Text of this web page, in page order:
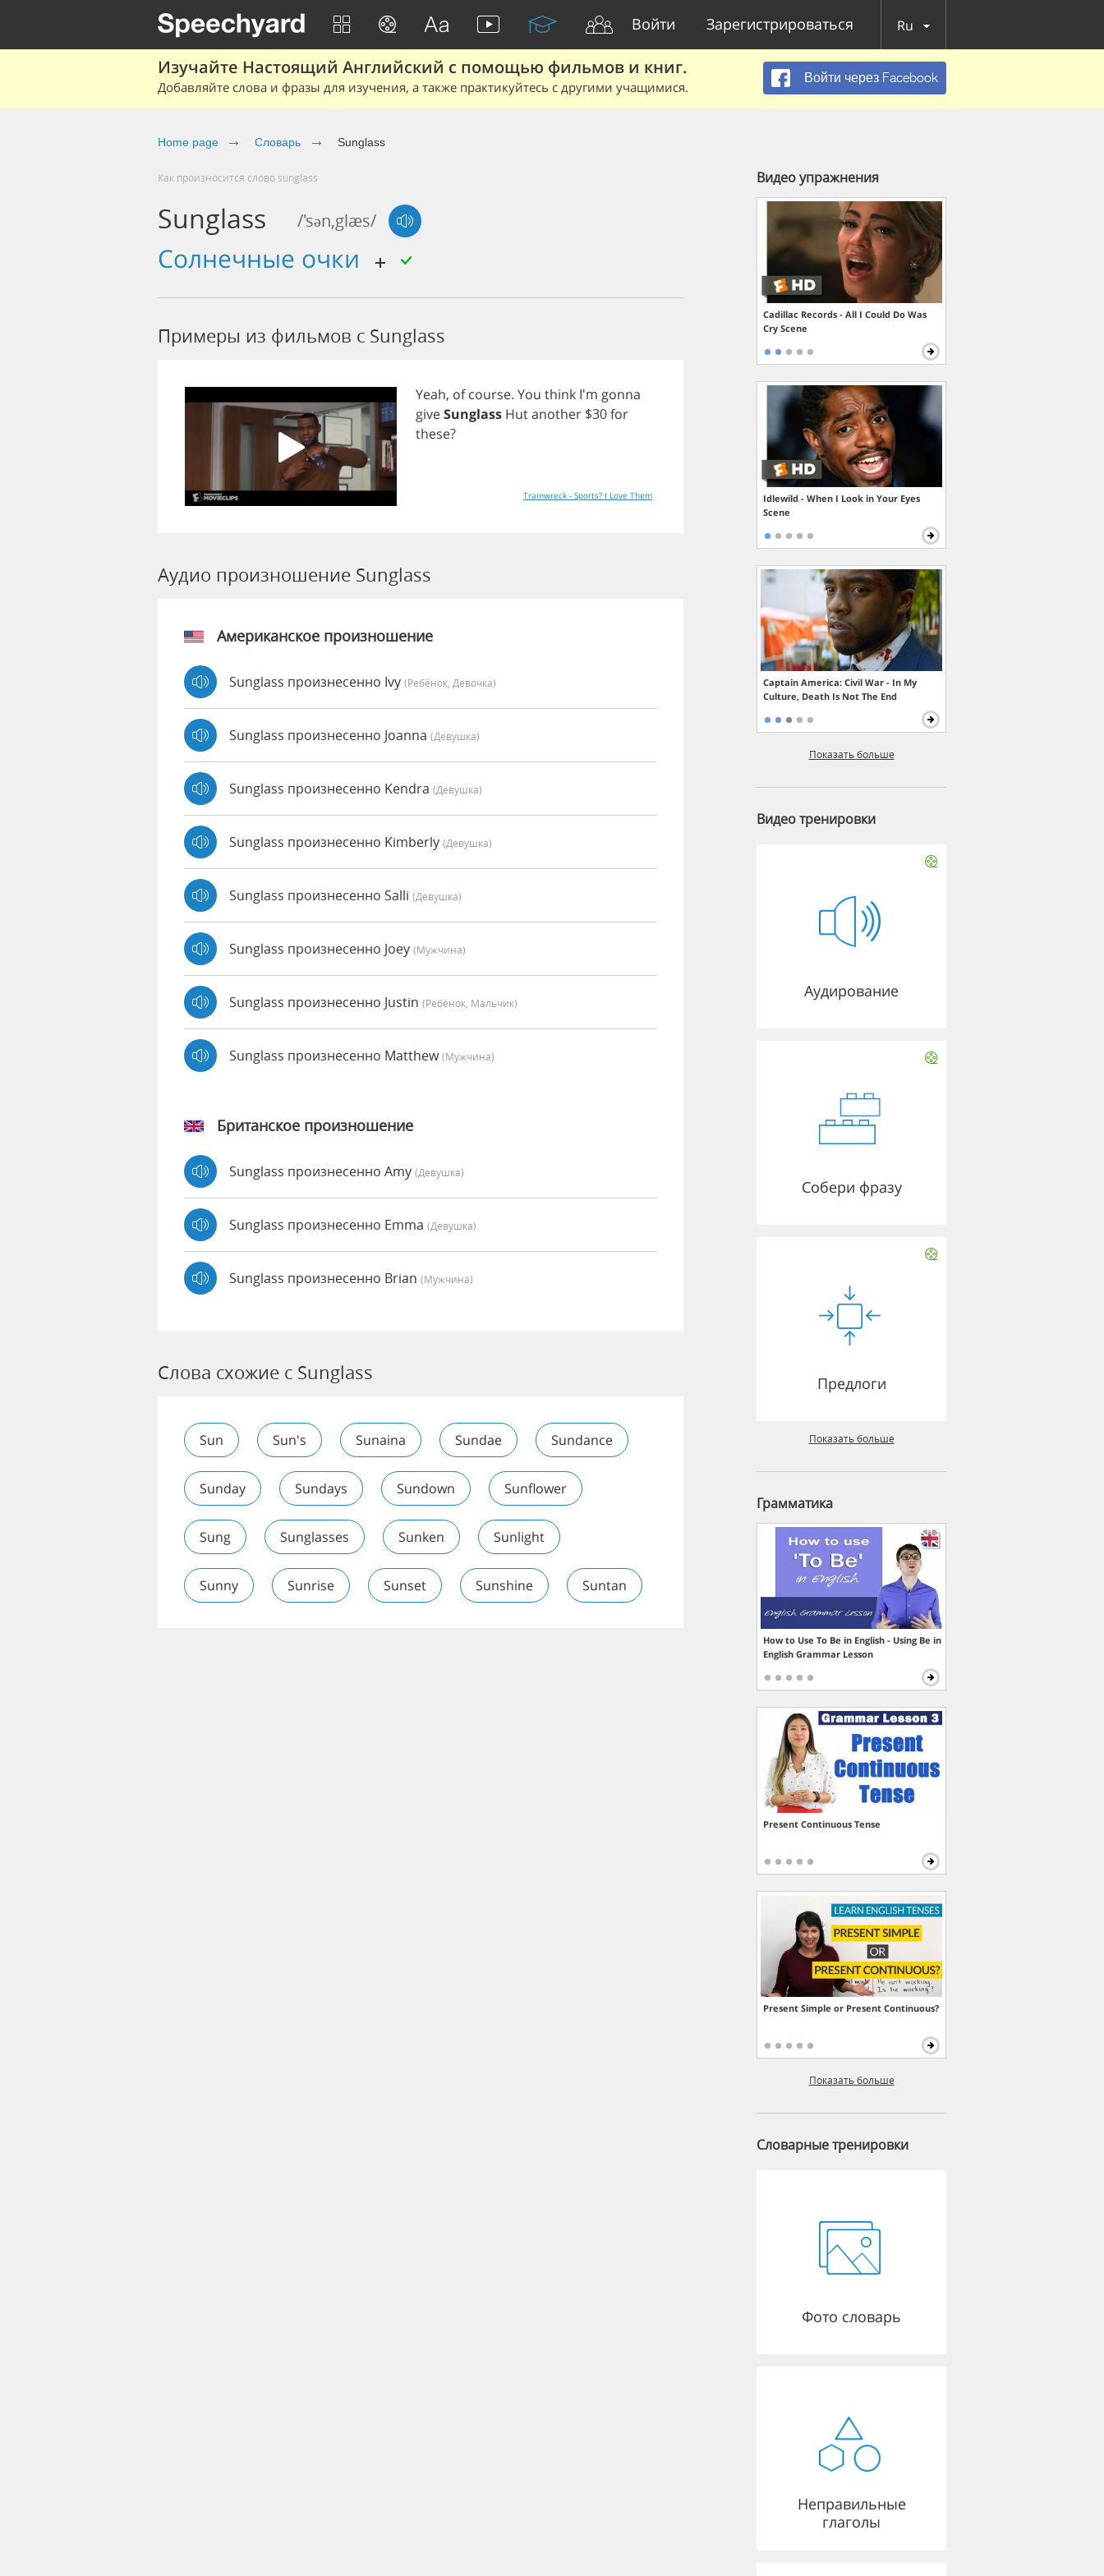
Войти Зарегистрироваться Ru
Изучайте Настоящий Английский с помощью фильмов и книг.
Добавляйте слова и фразы для изучения, а также практикуйтесь с другими учащимися.
Войти через Facebook
Home page Словарь Sunglass
Как произносится слово sunglass
Sunglass /'sən,glæs/
солнечные очки
Примеры из фильмов c Sunglass
Yeah, of course. You think I'm gonna
giveSunglass Hutanother $30for
these?
Trainwreck - Sports? I Love Them
Аудио произношение Sunglass
Американское произношение
Sunglass произнесенно Ivy (Ребёнок, Девочка)
Sunglass произнесенно Joanna (девушка)
Sunglass произнесенно Kendra (девушка)
Sunglass произнесенно Kimberly (девушка)
Sunglass произнесенно Salli (девушка)
Sunglass произнесенно Joey (мужчина)
Sunglass произнесенно Justin (Ребёнок, Мальчик)
Sunglass произнесенно Matthew(мужчина)
Британское произношение
Sunglass произнесенно Amy (девушка)
Sunglass произнесенно Emma (девушка)
Sunglass произнесенно Brian (мужчина)
Слова схожие с Sunglass
Sun Sun's Sunaina Sundae Sundance
Sunday Sundays Sundown Sunflower
Sung Sunglasses Sunken Sunlight
Sunny Sunrise Sunset Sunshine Suntan
Видео упражнения
Cadillac Records - All I Could Do Was
Cry Scene
Idlewild - When I Look in Your Eyes
Scene
Captain America: Civil War - In My
Culture, Death Is Not The End
Показать больше
Видео тренировки
Аудирование
Собери фразу
Предлоги
Показать больше
Грамматика
How to Use To Be in English - Using Be in
English Grammar Lesson
Present Continuous Tense
Present Simple or Present Continuous?
Показать больше
Словарные тренировки
Фото словарь
Неправильные
глаголы